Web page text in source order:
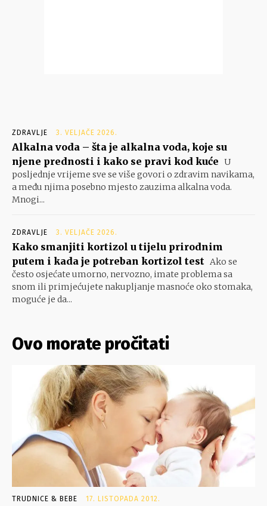
ZDRAVLJE 3. VELJAČE 2026.
Alkalna voda – šta je alkalna voda, koje su
njene prednosti i kako se pravi kod kuće U
posljednje vrijeme sve se više govori o zdravim navikama,
a među njima posebno mjesto zauzima alkalna voda.
Mnogi...
ZDRAVLJE 3. VELJAČE 2026.
Kako smanjiti kortizol u tijelu prirodnim
putem i kada je potreban kortizol test Ako se
često osjećate umorno, nervozno, imate problema sa
snom ili primjećujete nakupljanje masnoće oko stomaka,
moguće je da...
Ovo morate pročitati
TRUDNICE & BEBE 17. LISTOPADA 2012.